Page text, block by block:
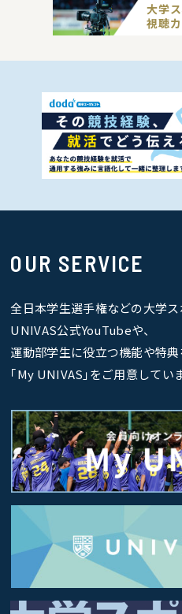
大学
視聴
OUR SERVICE
全日本学生選手権などの大学
UNIVAS公式YouTubeや、
運動部学生に役立つ機能や特
｢My UNIVAS｣をご用意していま